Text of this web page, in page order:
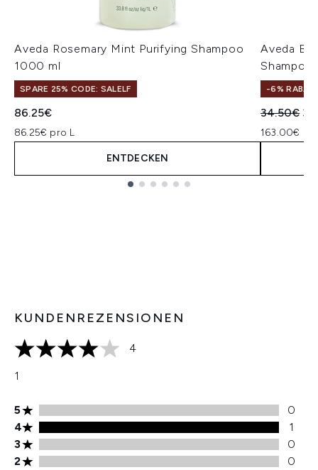
Aveda Rosemary Mint Purifying Shampoo
1000 ml
SPARE 25% CODE: SALELF
86.25€
86.25€ pro L
ENTDECKEN
Aveda
Shampoo
-6%
34.50€
163.00€
KUNDENREZENSIONEN
4 stars out of a maximum of 5
4
1
5 stars rating 0 reviews
5
0
4 stars rating 1 reviews
4
1
3 stars rating 0 reviews
3
0
2 stars rating 0 reviews
2
0